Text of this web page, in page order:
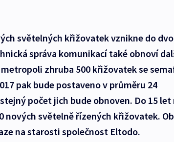
světelných křižovatek vznikne do
správa komunikací také obnoví
zhruba 500 křižovatek se
pak bude postaveno v průměru 24
počet jich bude obnoven. Do 15 let
nových světelně řízených křižovatek.
na starosti společnost Eltodo.